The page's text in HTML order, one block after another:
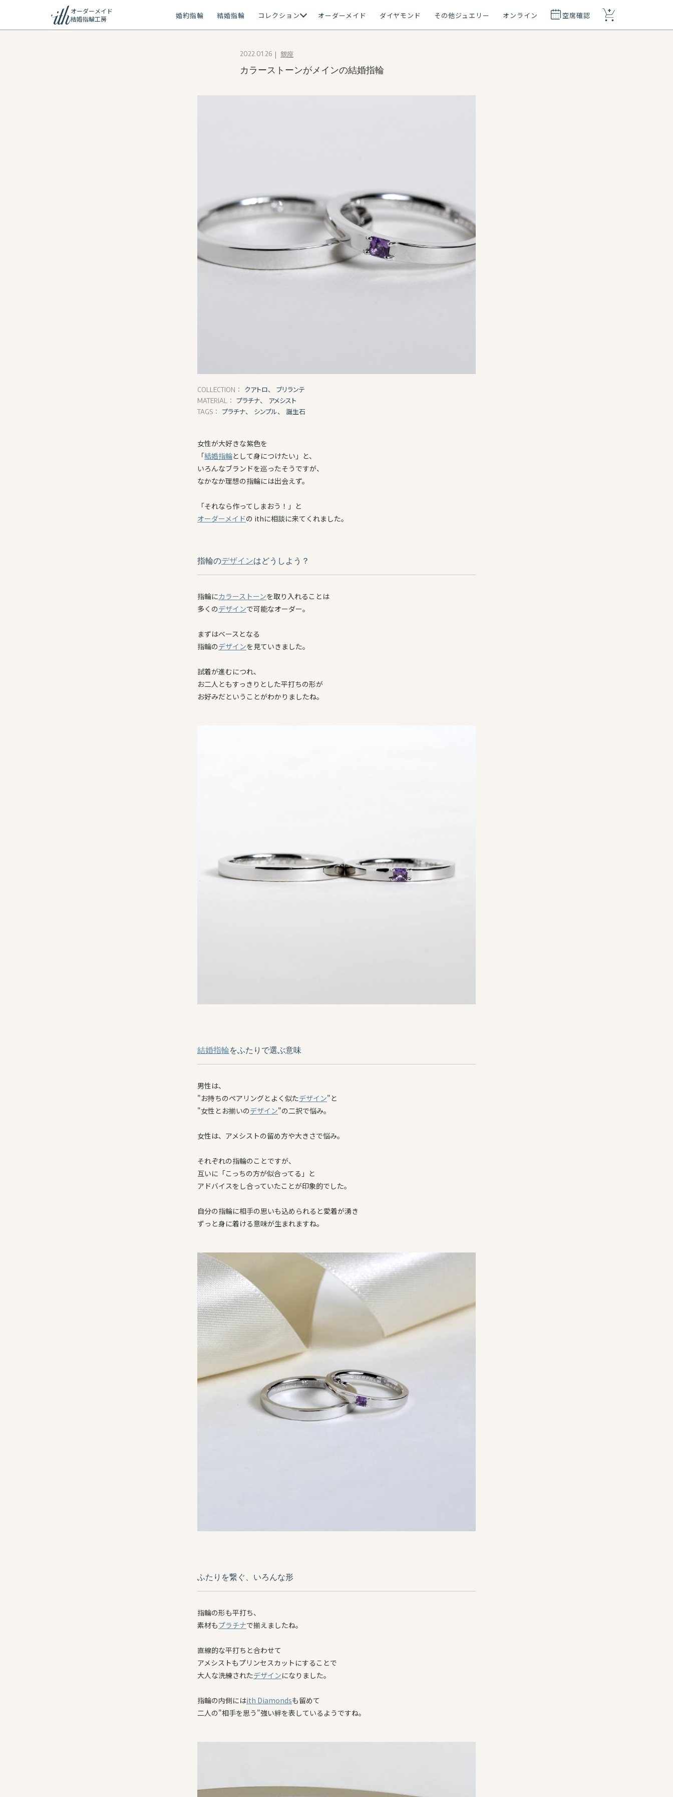
オーダーメイド
結婚指輪工房
婚約指輪 結婚指輪 コレクション オーダーメイド ダイヤモンド その他ジュエリー オンライン 空席確認
+
2022.01.26 銀座
カラーストーンがメインの結婚指輪
COLLECTION： クアトロ、 ブリランテ
MATERIAL： プラチナ、 アメシスト
TAGS： プラチナ、 シンプル、 誕生石
女性が大好きな紫色を
「結婚指輪として身につけたい」と、
いろんなブランドを巡ったそうですが、
なかなか理想の指輪には出会えず。
「それなら作ってしまおう！」と
オーダーメイドの ithに相談に来てくれました。
指輪のデザインはどうしよう？
指輪にカラーストーンを取り入れることは
多くのデザインで可能なオーダー。
まずはベースとなる
指輪のデザインを見ていきました。
試着が進むにつれ、
お二人ともすっきりとした平打ちの形が
お好みだということがわかりましたね。
結婚指輪をふたりで選ぶ意味
男性は、
"お持ちのペアリングとよく似たデザイン"と
"女性とお揃いのデザイン"の二択で悩み。
女性は、アメシストの留め方や大きさで悩み。
それぞれの指輪のことですが、
互いに「こっちの方が似合ってる」と
アドバイスをし合っていたことが印象的でした。
自分の指輪に相手の思いも込められると愛着が湧き
ずっと身に着ける意味が生まれますね。
ふたりを繋ぐ、いろんな形
指輪の形も平打ち、
素材もプラチナで揃えましたね。
直線的な平打ちと合わせて
アメシストもプリンセスカットにすることで
大人な洗練されたデザインになりました。
指輪の内側にはith Diamondsも留めて
二人の"相手を思う"強い絆を表しているようですね。